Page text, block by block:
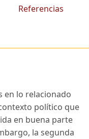
Referencias
en lo relacionado
político que
en buena parte
la segunda